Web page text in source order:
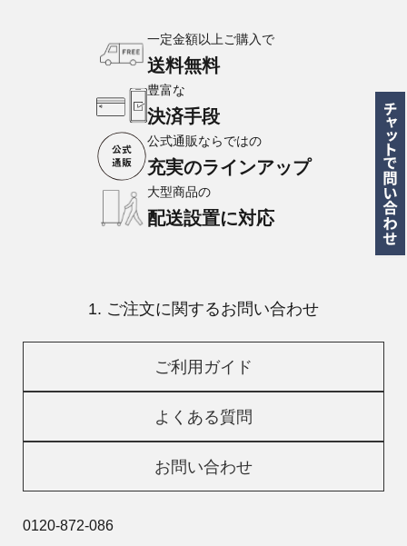
一定金額以上ご購入で
送料無料
豊富な
決済手段
公式通販ならではの
充実のラインアップ
大型商品の
配送設置に対応
1. ご注文に関するお問い合わせ
ご利用ガイド
よくある質問
お問い合わせ
0120-872-086